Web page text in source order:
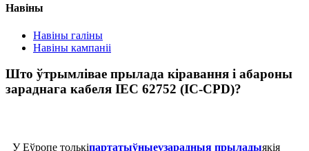
Навіны
Навіны галіны
Навіны кампаніі
Што ўтрымлівае прылада кіравання і абароны
зараднага кабеля IEC 62752 (IC-CPD)?
У Еўропе толькіпартатыўныevзарадныя прыладыякія